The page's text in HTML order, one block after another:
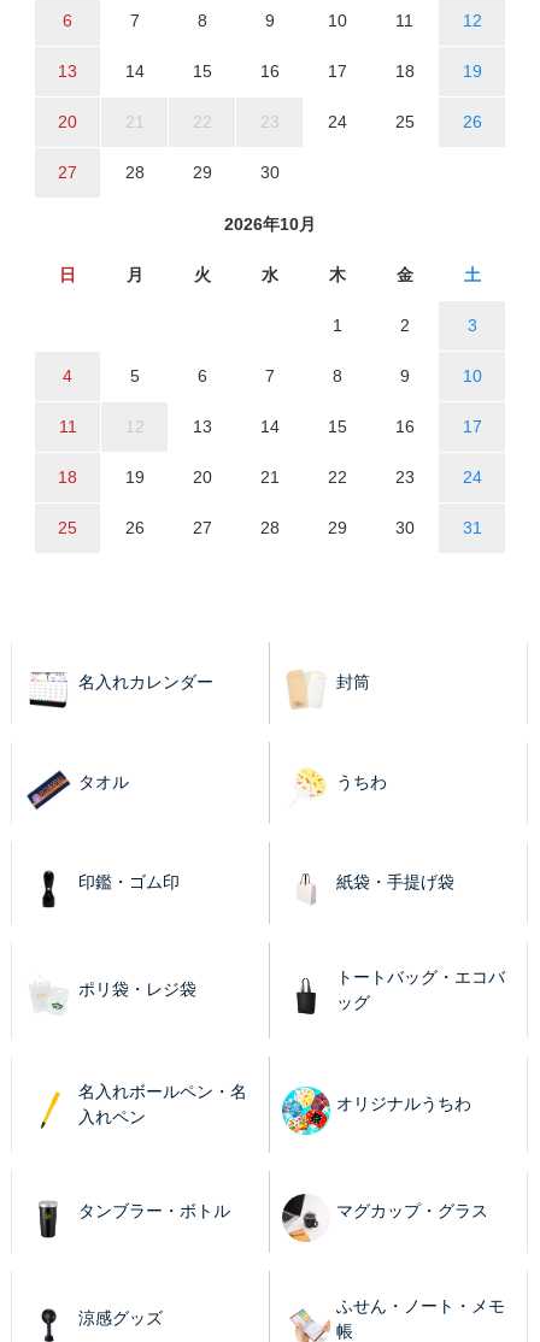
6 7 8 9 10 11 12
13 14 15 16 17 18 19
20 21 22 23 24 25 26
27 28 29 30
2026年10月
日 月 火 水 木 金 土
1 2 3
4 5 6 7 8 9 10
11 12 13 14 15 16 17
18 19 20 21 22 23 24
25 26 27 28 29 30 31
名入れカレンダー 封筒
タオル うちわ
印鑑・ゴム印 紙袋・手提げ袋
ポリ袋・レジ袋
トートバッグ・エコバ
ッグ
名入れボールペン・名
入れペン
オリジナルうちわ
タンブラー・ボトル マグカップ・グラス
涼感グッズ
ふせん・ノート・メモ
帳